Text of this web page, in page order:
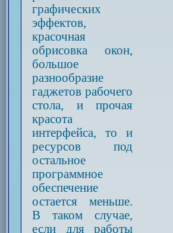
графических
эффектов,
красочная
обрисовка окон,
большое
разнообразие
гаджетов рабочего
стола, и прочая
красота
интерфейса, то и
ресурсов под
остальное
программное
обеспечение
остается меньше.
В таком случае,
если для работы